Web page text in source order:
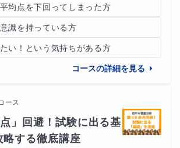
均点を下回ってしまった方
識を持っている方
い！という気持ちがある方
コースの詳細を見る
ース
」回避！試験に出る基
略する徹底講座